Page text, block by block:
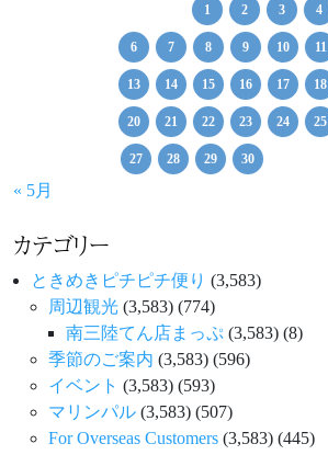
1 2 3 4
6 7 8 9 10 11
13 14 15 16 17 18
20 21 22 23 24 25
27 28 29 30
« 5月
カテゴリー
ときめきピチピチ便り (3,583)
周辺観光 (3,583) (774)
南三陸てん店まっぷ (3,583) (8)
季節のご案内 (3,583) (596)
イベント (3,583) (593)
マリンパル (3,583) (507)
For Overseas Customers (3,583) (445)